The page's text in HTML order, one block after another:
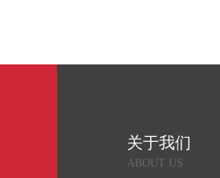
关于我们
ABOUT US